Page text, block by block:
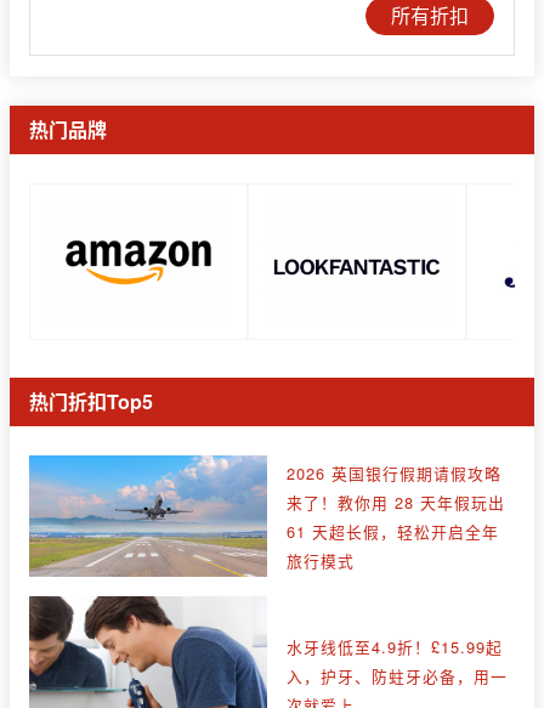
所有折扣
热门品牌
热门折扣Top5
2026 英国银行假期请假攻略
来了！教你用 28 天年假玩出
61 天超长假，轻松开启全年
旅行模式
水牙线低至4.9折！£15.99起
入，护牙、防蛀牙必备，用一